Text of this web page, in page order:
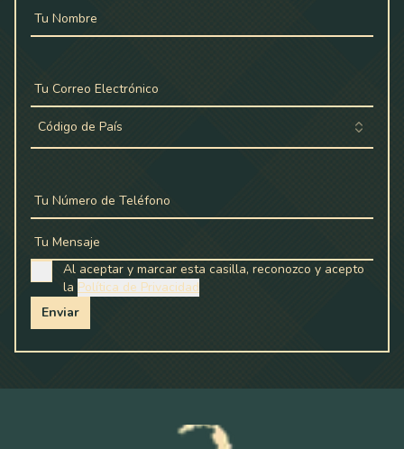
Tu Nombre
Tu Correo Electrónico
Código de País
Tu Número de Teléfono
Tu Mensaje
Al aceptar y marcar esta casilla, reconozco y acepto
la Política de Privacidad
Enviar